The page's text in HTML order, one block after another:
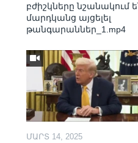
բժիշկները նշանակում
մարդկանց այցելել
թանգարաններ_1.mp4
ՄԱՐՏ 14, 2025